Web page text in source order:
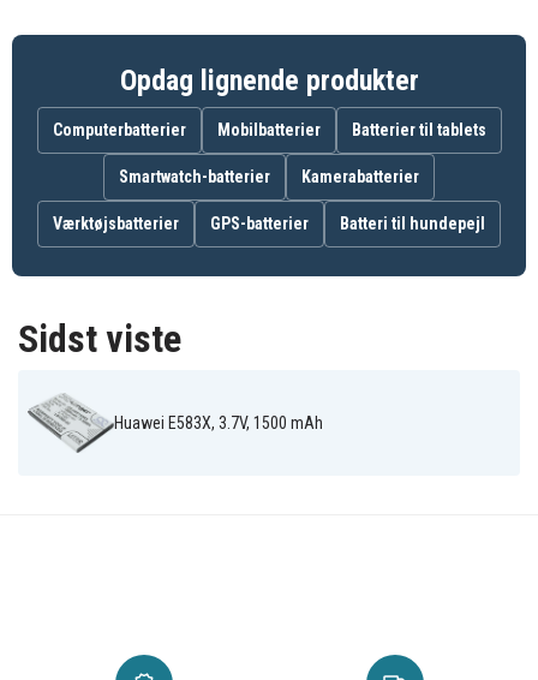
T-mobile E582
T-mobile Pulse Box mobile
Trekstor
Mobiler WLAN
HotSpot
Opdag lignende produkter
Computerbatterier Mobilbatterier Batterier til tablets
Smartwatch-batterier Kamerabatterier
Værktøjsbatterier GPS-batterier Batteri til hundepejl
Sidst viste
Huawei E583X, 3.7V, 1500 mAh